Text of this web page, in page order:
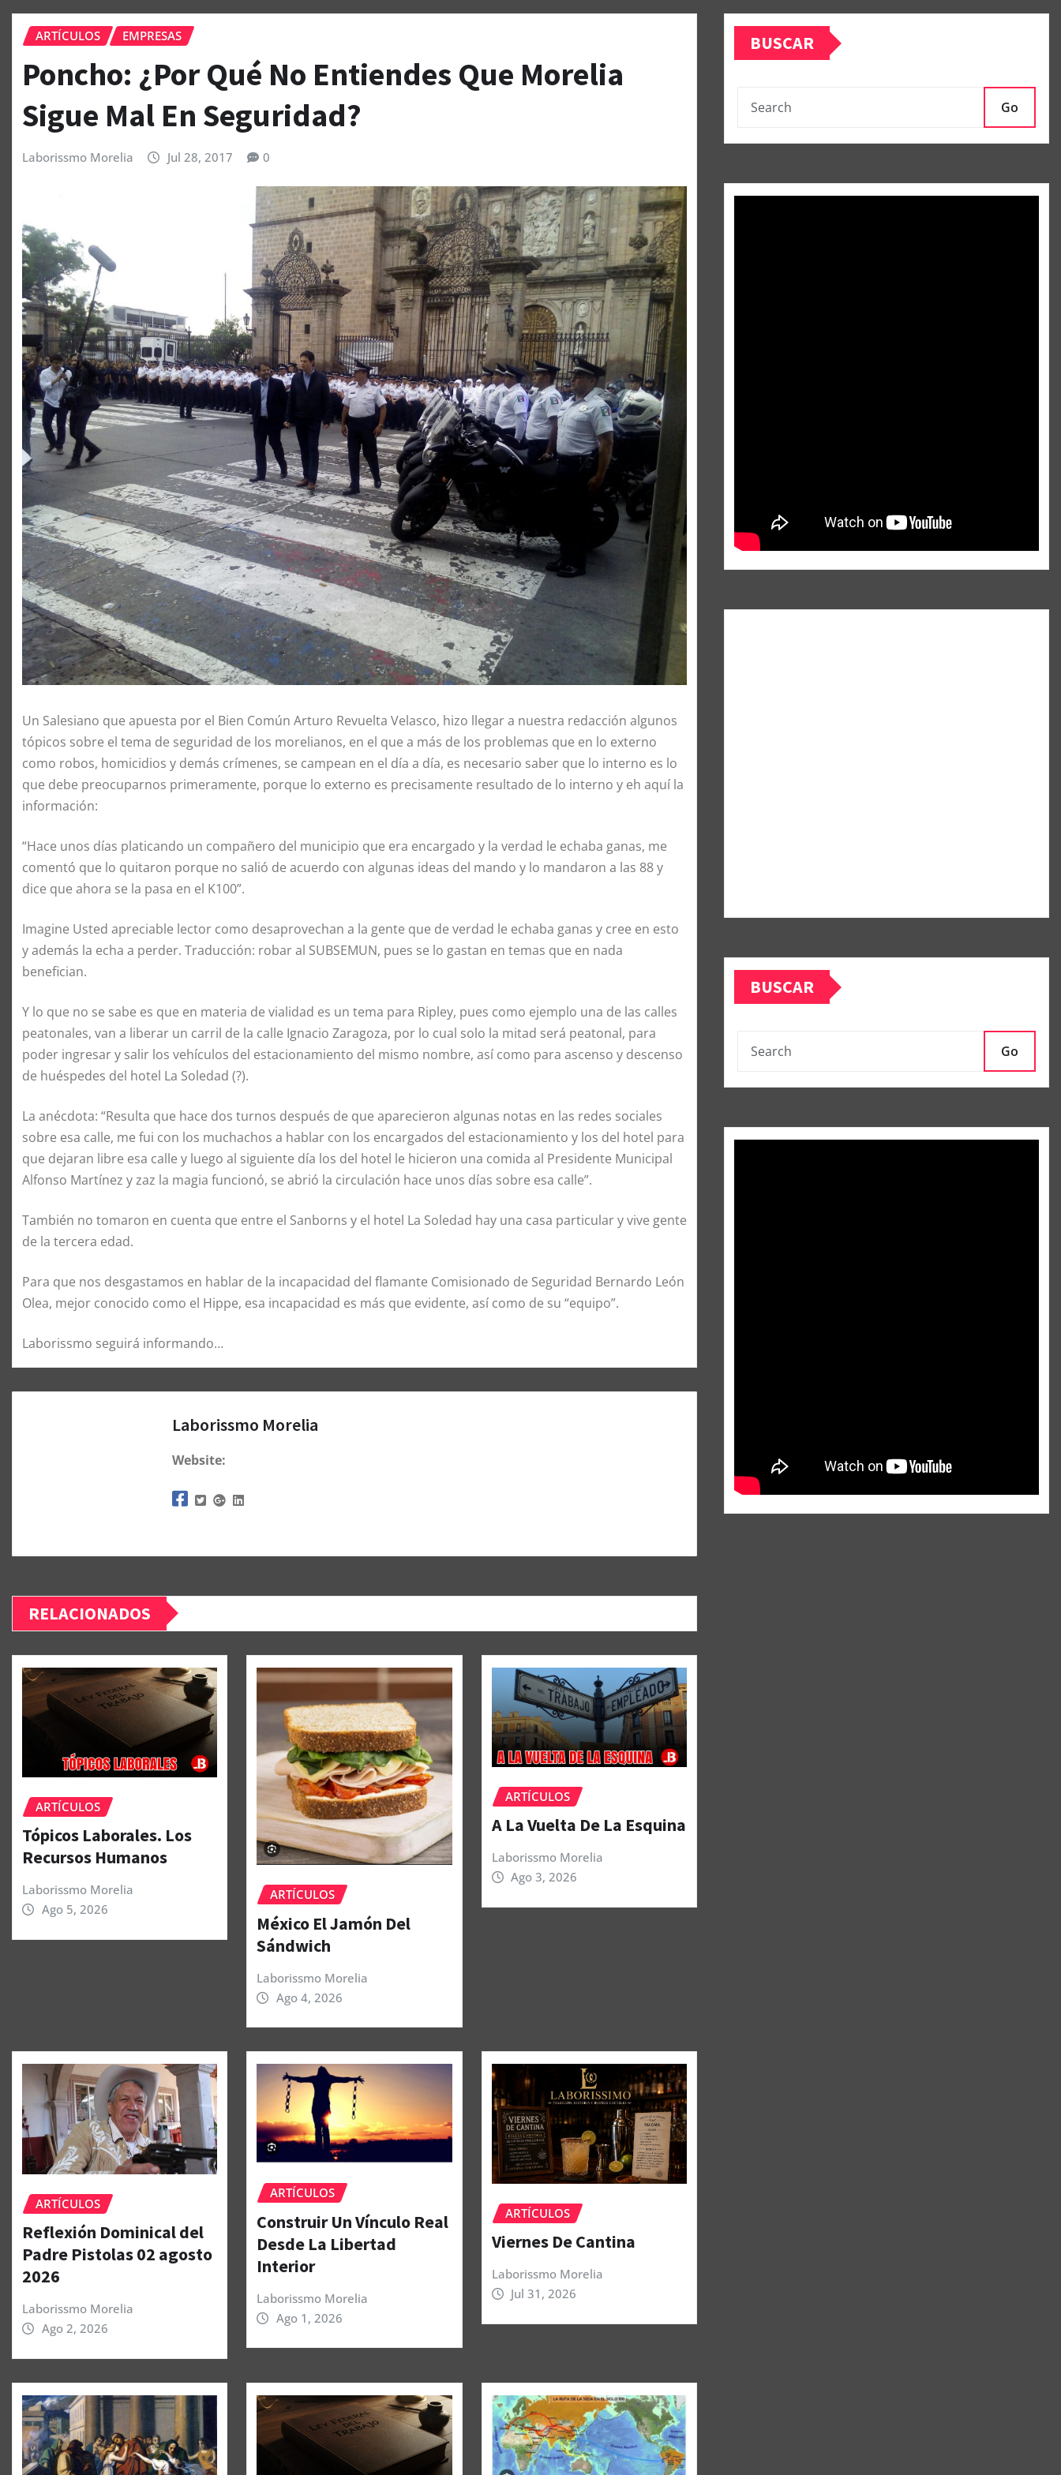
ARTÍCULOS EMPRESAS
Poncho: ¿Por Qué No Entiendes Que Morelia
Sigue Mal En Seguridad?
Laborissmo Morelia Jul 28, 2017 0
Un Salesiano que apuesta por el Bien Común Arturo Revuelta Velasco, hizo llegar a nuestra redacción algunos
tópicos sobre el tema de seguridad de los morelianos, en el que a más de los problemas que en lo externo
como robos, homicidios y demás crímenes, se campean en el día a día, es necesario saber que lo interno es lo
que debe preocuparnos primeramente, porque lo externo es precisamente resultado de lo interno y eh aquí la
información:
“Hace unos días platicando un compañero del municipio que era encargado y la verdad le echaba ganas, me
comentó que lo quitaron porque no salió de acuerdo con algunas ideas del mando y lo mandaron a las 88 y
dice que ahora se la pasa en el K100”.
Imagine Usted apreciable lector como desaprovechan a la gente que de verdad le echaba ganas y cree en esto
y además la echa a perder. Traducción: robar al SUBSEMUN, pues se lo gastan en temas que en nada
benefician.
Y lo que no se sabe es que en materia de vialidad es un tema para Ripley, pues como ejemplo una de las calles
peatonales, van a liberar un carril de la calle Ignacio Zaragoza, por lo cual solo la mitad será peatonal, para
poder ingresar y salir los vehículos del estacionamiento del mismo nombre, así como para ascenso y descenso
de huéspedes del hotel La Soledad (?).
La anécdota: “Resulta que hace dos turnos después de que aparecieron algunas notas en las redes sociales
sobre esa calle, me fui con los muchachos a hablar con los encargados del estacionamiento y los del hotel para
que dejaran libre esa calle y luego al siguiente día los del hotel le hicieron una comida al Presidente Municipal
Alfonso Martínez y zaz la magia funcionó, se abrió la circulación hace unos días sobre esa calle”.
También no tomaron en cuenta que entre el Sanborns y el hotel La Soledad hay una casa particular y vive gente
de la tercera edad.
Para que nos desgastamos en hablar de la incapacidad del flamante Comisionado de Seguridad Bernardo León
Olea, mejor conocido como el Hippe, esa incapacidad es más que evidente, así como de su “equipo”.
Laborissmo seguirá informando…
Laborissmo Morelia
Website:
RELACIONADOS
ARTÍCULOS
Tópicos Laborales. Los
Recursos Humanos
Laborissmo Morelia
Ago 5, 2026
ARTÍCULOS
México El Jamón Del
Sándwich
Laborissmo Morelia
Ago 4, 2026
ARTÍCULOS
A La Vuelta De La Esquina
Laborissmo Morelia
Ago 3, 2026
ARTÍCULOS
Reflexión Dominical del
Padre Pistolas 02 agosto
2026
Laborissmo Morelia
Ago 2, 2026
ARTÍCULOS
Construir Un Vínculo Real
Desde La Libertad
Interior
Laborissmo Morelia
Ago 1, 2026
ARTÍCULOS
Viernes De Cantina
Laborissmo Morelia
Jul 31, 2026
BUSCAR
Go
BUSCAR
Go